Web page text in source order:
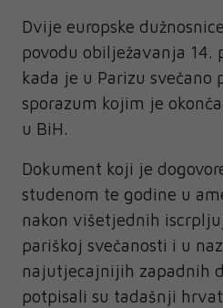
Dvije europske
povodu obilježavanja 14.
kada je u Parizu svečano
sporazum kojim je
u BiH.
Dokument koji je
studenom te godine u
nakon višetjednih
pariškoj svečanosti i u
najutjecajnijih zapadnih
potpisali su tadašnji